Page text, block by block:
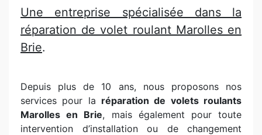
Une entreprise spécialisée dans la
réparation de volet roulant Marolles en
Brie.
Depuis plus de 10 ans, nous proposons nos
services pour la réparation de volets roulants
Marolles en Brie, mais également pour toute
intervention d’installation ou de changement